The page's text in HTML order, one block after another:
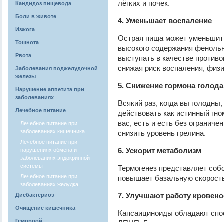
Кандидоз пищевода
Боли в животе
Изжога
Тошнота
Рвота
Заболевания поджелудочной
железы
Нарушение аппетита при
заболеваниях
Лечебное питание
Лечебное питание при
заболеваниях кишечника
Лечебное питание при
нарушениях обмена и
заболеваниях эндокринной
системы
Лечебное питание при
заболеваниях желудка
Дисбактериоз
Очищение кишечника
лёгких и почек.
4. Уменьшает воспаление
Острая пища может
высокого содержания
выступать в качестве
снижая риск воспаления,
5. Снижение гормона голода
Всякий раз, когда вы
действовать как истинный
вас, есть и есть без
снизить уровень грелина.
6. Ускорит метаболизм
Термогенез представляет
повышает базальную
7. Улучшают работу
Капсаициноиды обладают